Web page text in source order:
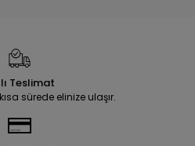
Teslimat
sürede elinize ulaşır.